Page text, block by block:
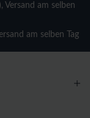
Versand am selben
am selben Tag